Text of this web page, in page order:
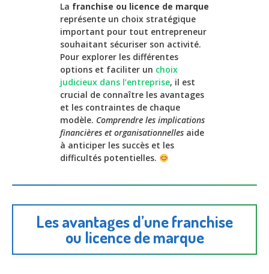
La franchise ou licence de marque
représente un choix stratégique
important pour tout entrepreneur
souhaitant sécuriser son activité.
Pour explorer les différentes
options et faciliter un choix
judicieux dans l’entreprise, il est
crucial de connaître les avantages
et les contraintes de chaque
modèle. Comprendre les implications
financières et organisationnelles aide
à anticiper les succès et les
difficultés potentielles.
Les avantages d’une franchise
ou licence de marque